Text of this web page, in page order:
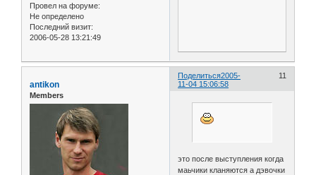
Провел на форуме:
Не определено
Последний визит:
2006-05-28 13:21:49
Поделиться 11
2005-
11-04 15:06:58
antikon
Members
это после выступления когда
маьчики кланяются а дэвочки